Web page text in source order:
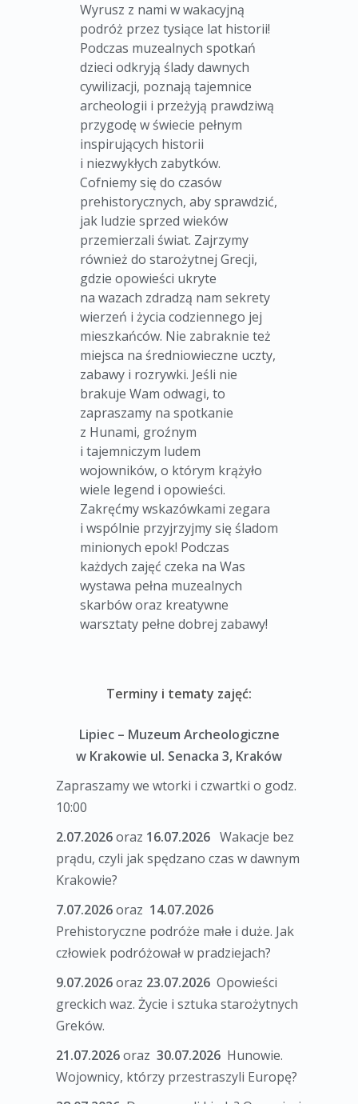
Wyrusz z nami w wakacyjną
podróż przez tysiące lat historii!
Podczas muzealnych spotkań
dzieci odkryją ślady dawnych
cywilizacji, poznają tajemnice
archeologii i przeżyją prawdziwą
przygodę w świecie pełnym
inspirujących historii
i niezwykłych zabytków.
Cofniemy się do czasów
prehistorycznych, aby sprawdzić,
jak ludzie sprzed wieków
przemierzali świat. Zajrzymy
również do starożytnej Grecji,
gdzie opowieści ukryte
na wazach zdradzą nam sekrety
wierzeń i życia codziennego jej
mieszkańców. Nie zabraknie też
miejsca na średniowieczne uczty,
zabawy i rozrywki. Jeśli nie
brakuje Wam odwagi, to
zapraszamy na spotkanie
z Hunami, groźnym
i tajemniczym ludem
wojowników, o którym krążyło
wiele legend i opowieści.
Zakręćmy wskazówkami zegara
i wspólnie przyjrzyjmy się śladom
minionych epok! Podczas
każdych zajęć czeka na Was
wystawa pełna muzealnych
skarbów oraz kreatywne
warsztaty pełne dobrej zabawy!
Terminy i tematy zajęć:
Lipiec – Muzeum Archeologiczne
w Krakowie ul. Senacka 3, Kraków
Zapraszamy we wtorki i czwartki o godz.
10:00
2.07.2026oraz 16.07.2026 Wakacje bez
prądu, czyli jak spędzano czas w dawnym
Krakowie?
7.07.2026oraz 14.07.2026
Prehistoryczne podróże małe i duże. Jak
człowiek podróżował w pradziejach?
9.07.2026oraz 23.07.2026 Opowieści
greckich waz. Życie i sztuka starożytnych
Greków.
21.07.2026oraz 30.07.2026 Hunowie.
Wojownicy, którzy przestraszyli Europę?